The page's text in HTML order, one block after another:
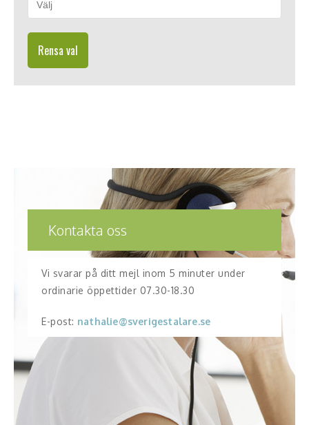
Rensa val
Kontakta oss
Vi svarar på ditt mejl inom 5 minuter under
ordinarie öppettider 07.30-18.30
E-post: nathalie@sverigestalare.se